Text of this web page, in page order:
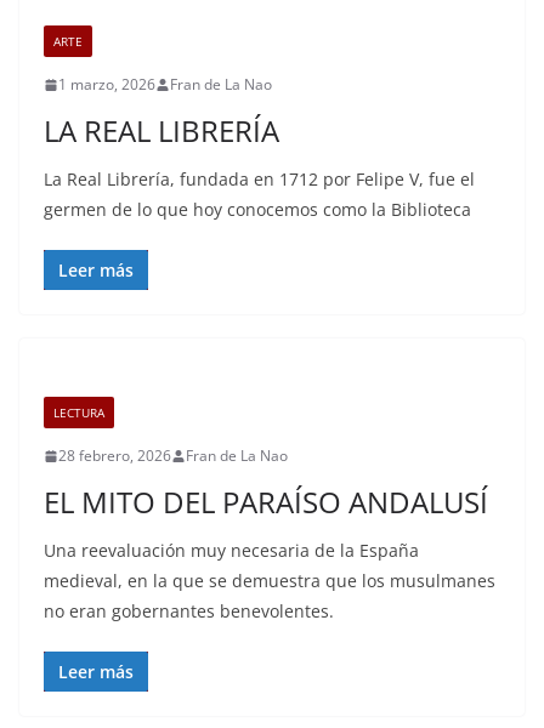
ARTE
1 marzo, 2026 Fran de La Nao
LA REAL LIBRERÍA
La Real Librería, fundada en 1712 por Felipe V, fue el
germen de lo que hoy conocemos como la Biblioteca
Leer más
LECTURA
28 febrero, 2026 Fran de La Nao
EL MITO DEL PARAÍSO ANDALUSÍ
Una reevaluación muy necesaria de la España
medieval, en la que se demuestra que los musulmanes
no eran gobernantes benevolentes.
Leer más